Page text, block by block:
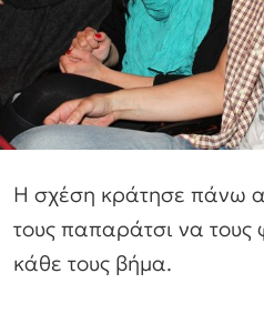
Η σχέση κράτησε πάνω
τους παπαράτσι να τους
κάθε τους βήμα.